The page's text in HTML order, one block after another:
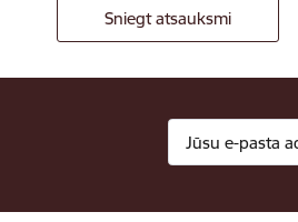
Sniegt atsauksmi